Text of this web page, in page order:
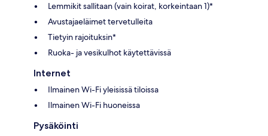
Lemmikit sallitaan (vain koirat, korkeintaan 1)*
Avustajaeläimet tervetulleita
Tietyin rajoituksin*
Ruoka- ja vesikulhot käytettävissä
Internet
Ilmainen Wi-Fi yleisissä tiloissa
Ilmainen Wi-Fi huoneissa
Pysäköinti